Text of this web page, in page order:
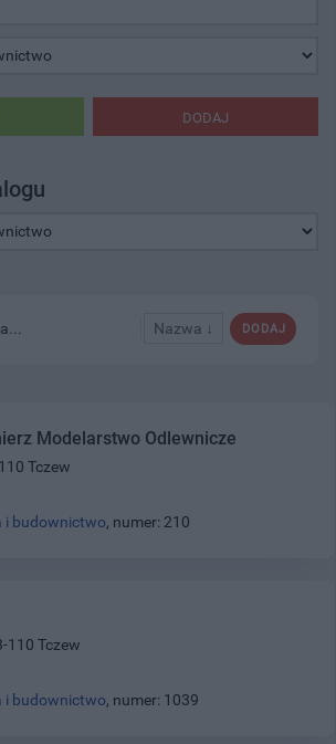
DODAJ
DODAJ
Nazwa ↓
Modelarstwo Odlewnicze
Tczew
i budownictwo, numer: 210
110 Tczew
i budownictwo, numer: 1039